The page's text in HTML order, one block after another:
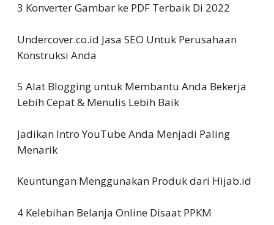
3 Konverter Gambar ke PDF Terbaik Di 2022
Undercover.co.id Jasa SEO Untuk Perusahaan
Konstruksi Anda
5 Alat Blogging untuk Membantu Anda Bekerja
Lebih Cepat & Menulis Lebih Baik
Jadikan Intro YouTube Anda Menjadi Paling
Menarik
Keuntungan Menggunakan Produk dari Hijab.id
4 Kelebihan Belanja Online Disaat PPKM